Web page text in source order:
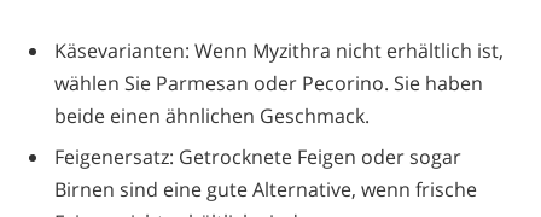
Käsevarianten: Wenn Myzithra nicht erhältlich ist,
wählen Sie Parmesan oder Pecorino. Sie haben
beide einen ähnlichen Geschmack.
Feigenersatz: Getrocknete Feigen oder sogar
Birnen sind eine gute Alternative, wenn frische